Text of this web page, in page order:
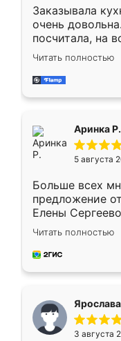
Заказывала
очень
посчитала, на
Замерщик
делу со всей
за день, ребята
Читать полностью
Аринка Р.
5 августа
Больше всех
предложение
Елены
короткие
для замера
предложил по
Читать полностью
Ярослава
3 августа